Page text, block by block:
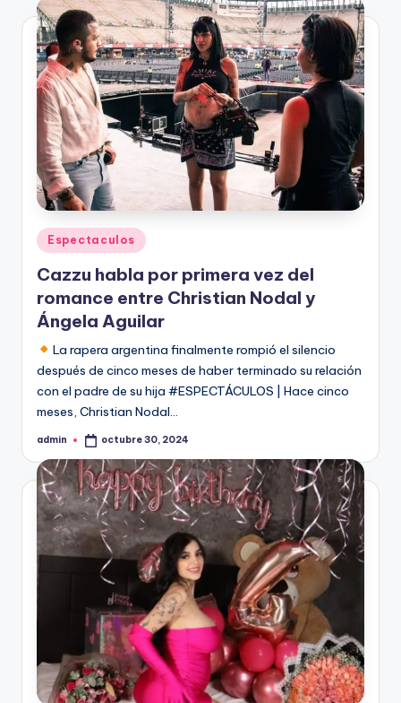
Publicado
en
Espectaculos
Cazzu habla por primera vez del
romance entre Christian Nodal y
Ángela Aguilar
La rapera argentina finalmente rompió el silencio
después de cinco meses de haber terminado su relación
con el padre de su hija #ESPECTÁCULOS | Hace cinco
meses, Christian Nodal…
Publicado
admin octubre 30, 2024